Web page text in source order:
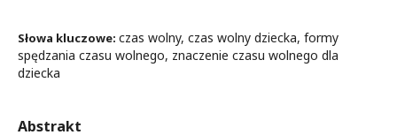
Słowa kluczowe: czas wolny, czas wolny dziecka, formy
spędzania czasu wolnego, znaczenie czasu wolnego dla
dziecka
Abstrakt